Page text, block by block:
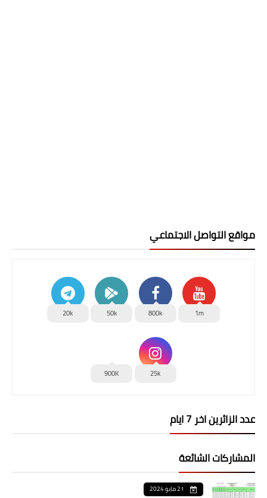
مواقع التواصل الاجتماعي
1m
800k
50k
20k
25k
900K
عدد الزائرين اخر 7 ايام
المشاركات الشائعة
21 مايو 2024